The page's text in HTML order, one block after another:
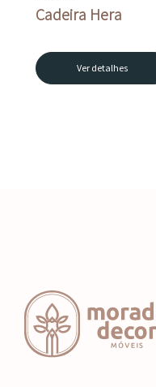
Cadeira Hera
Ver detalhes